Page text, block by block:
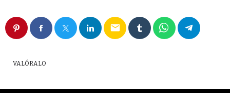
email
VALÓRALO